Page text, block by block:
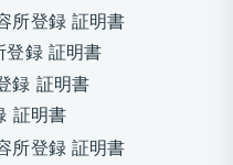
登録 証明書
証明書